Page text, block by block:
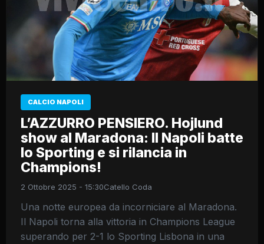
CALCIO NAPOLI
L’AZZURRO PENSIERO. Hojlund
show al Maradona: Il Napoli batte
lo Sporting e si rilancia in
Champions!
2 Ottobre 2025 - 15:30Catello Coda
​Una notte europea da incorniciare al Maradona.
Il Napoli torna alla vittoria in Champions League
superando per 2-1 lo Sporting Lisbona in una